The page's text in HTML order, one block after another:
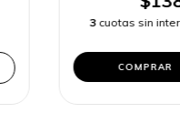
3 cuotas sin
COMPRAR